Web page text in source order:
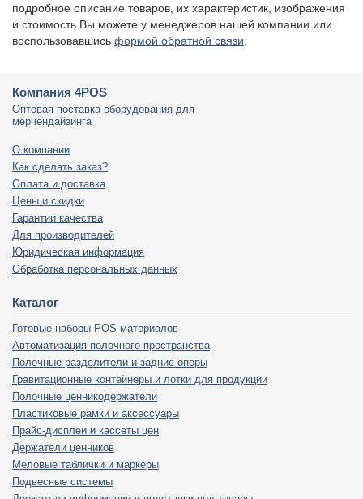
подробное описание товаров, их характеристик, изображения
и стоимость Вы можете у менеджеров нашей компании или
воспользовавшись формой обратной связи.
Компания 4POS
Оптовая поставка оборудования для
мерчендайзинга
О компании
Как сделать заказ?
Оплата и доставка
Цены и скидки
Гарантии качества
Для производителей
Юридическая информация
Обработка персональных данных
Каталог
Готовые наборы POS-материалов
Автоматизация полочного пространства
Полочные разделители и задние опоры
Гравитационные контейнеры и лотки для продукции
Полочные ценникодержатели
Пластиковые рамки и аксессуары
Прайс-дисплеи и кассеты цен
Держатели ценников
Меловые таблички и маркеры
Подвесные системы